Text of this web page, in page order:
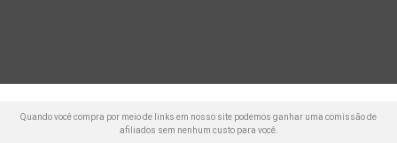
Quando você compra por meio de links em nosso site podemos ganhar uma comissão de
afiliados sem nenhum custo para você.